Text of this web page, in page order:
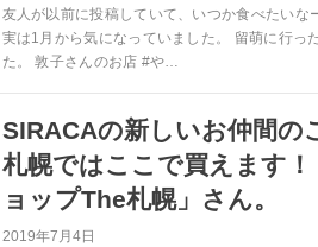
友人が以前に投稿していて、いつか食べたいな
実は1月から気になっていました。 留萌に行っ
た。 敦子さんのお店 #や…
SIRACAの新しいお仲間の
札幌ではここで買えます
ョップThe札幌」さん。
2019年7月4日